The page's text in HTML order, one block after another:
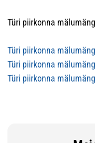
Türi piirkonna
Türi piirkonna
Türi piirkonna
Türi piirkonna